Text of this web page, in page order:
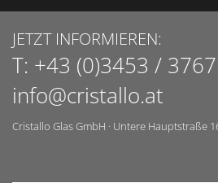
JETZT INFORMIEREN:
T: +43 (0)3453 / 3767
info@cristallo.at
Cristallo Glas GmbH · Untere Hauptstraße